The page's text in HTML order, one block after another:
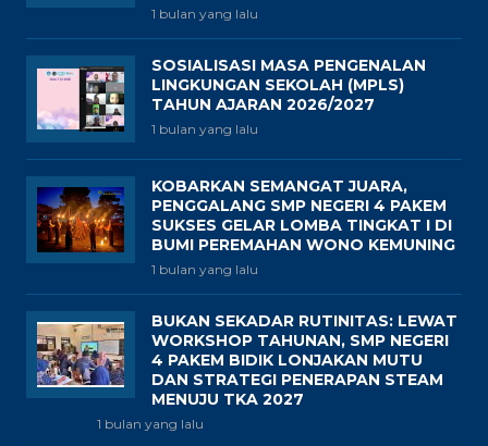
1 bulan yang lalu
SOSIALISASI MASA PENGENALAN
LINGKUNGAN SEKOLAH (MPLS)
TAHUN AJARAN 2026/2027
1 bulan yang lalu
KOBARKAN SEMANGAT JUARA,
PENGGALANG SMP NEGERI 4 PAKEM
SUKSES GELAR LOMBA TINGKAT I DI
BUMI PEREMAHAN WONO KEMUNING
1 bulan yang lalu
BUKAN SEKADAR RUTINITAS: LEWAT
WORKSHOP TAHUNAN, SMP NEGERI
4 PAKEM BIDIK LONJAKAN MUTU
DAN STRATEGI PENERAPAN STEAM
MENUJU TKA 2027
1 bulan yang lalu